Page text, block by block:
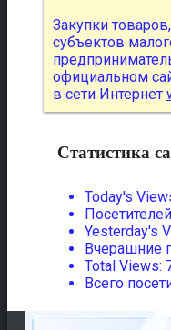
Закупки
субъектов
официальном
в сети Интернет
Статистика
Today's
Yesterday's
Вчерашние
Total Views:
Всего